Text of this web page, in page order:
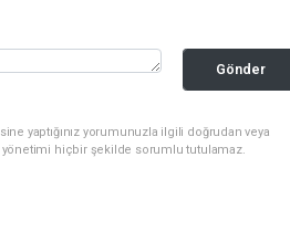
Gönder
yaptığınız yorumunuzla ilgili doğrudan veya
yönetimi hiçbir şekilde sorumlu tutulamaz.